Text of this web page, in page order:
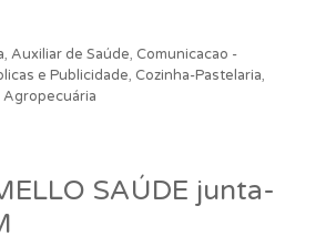
, Auxiliar de Saúde, Comunicacao -
e Publicidade, Cozinha-Pastelaria,
Agropecuária
SAÚDE junta-